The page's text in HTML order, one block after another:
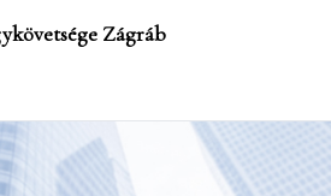
Zágráb
menu